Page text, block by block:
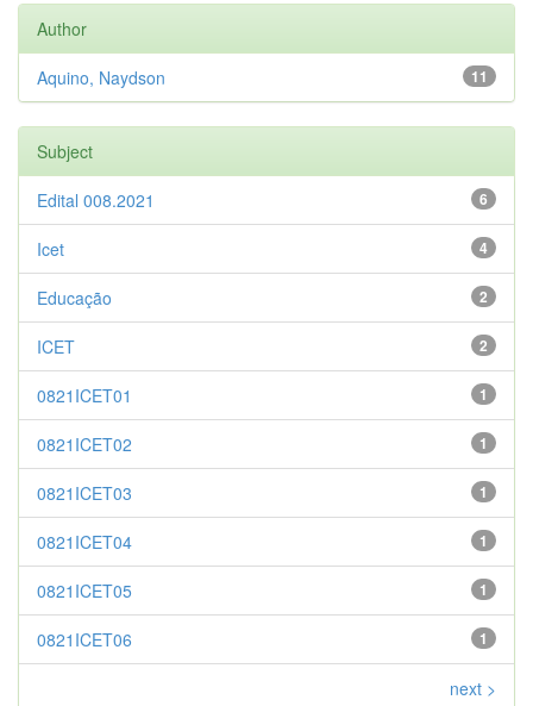
Author
11
Aquino, Naydson
Subject
6
Edital 008.2021
4
Icet
2
Educação
2
ICET
1
0821ICET01
1
0821ICET02
1
0821ICET03
1
0821ICET04
1
0821ICET05
1
0821ICET06
next >